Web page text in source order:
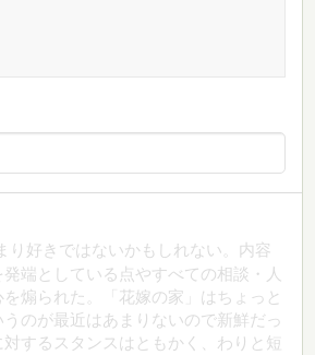
好きではないかもしれない。内容
端としている点やすべての相談・人
煽られた。「花嫁の家」はちょっと
のが最近はあまりないので新鮮だっ
するスタンスはともかく、わりと短